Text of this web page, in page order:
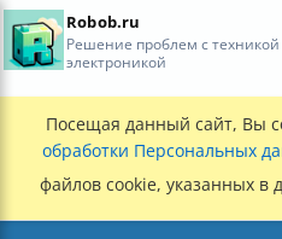
Robob.ru
Решение проблем с техникой
электроникой
Посещая данный сайт, Вы
обработки Персональных
файлов cookie, указанных в